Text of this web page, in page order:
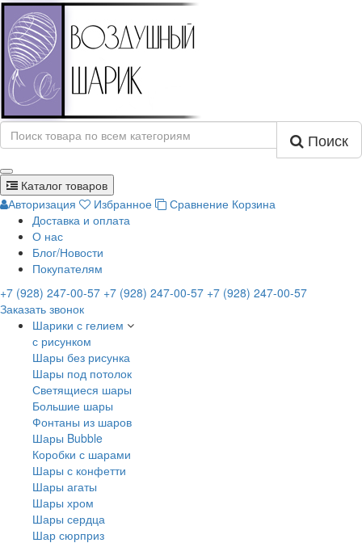
Поиск
Каталог товаров
Авторизация
Избранное Сравнение Корзина
Доставка и оплата
О нас
Блог/Новости
Покупателям
+7 (928) 247-00-57 +7 (928) 247-00-57 +7 (928) 247-00-57
Заказать звонок
Шарики с гелием
с рисунком
Шары без рисунка
Шары под потолок
Светящиеся шары
Большие шары
Фонтаны из шаров
Шары Bubble
Коробки с шарами
Шары с конфетти
Шары агаты
Шары хром
Шары сердца
Шар сюрприз